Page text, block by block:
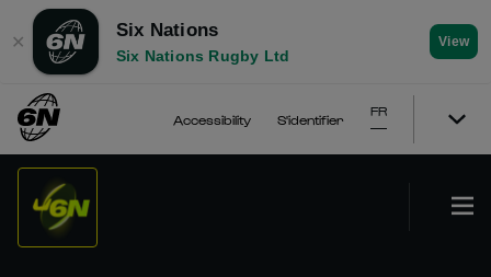
✕
Six Nations
Six Nations Rugby Ltd
View
Accessibility S'identifier
FR